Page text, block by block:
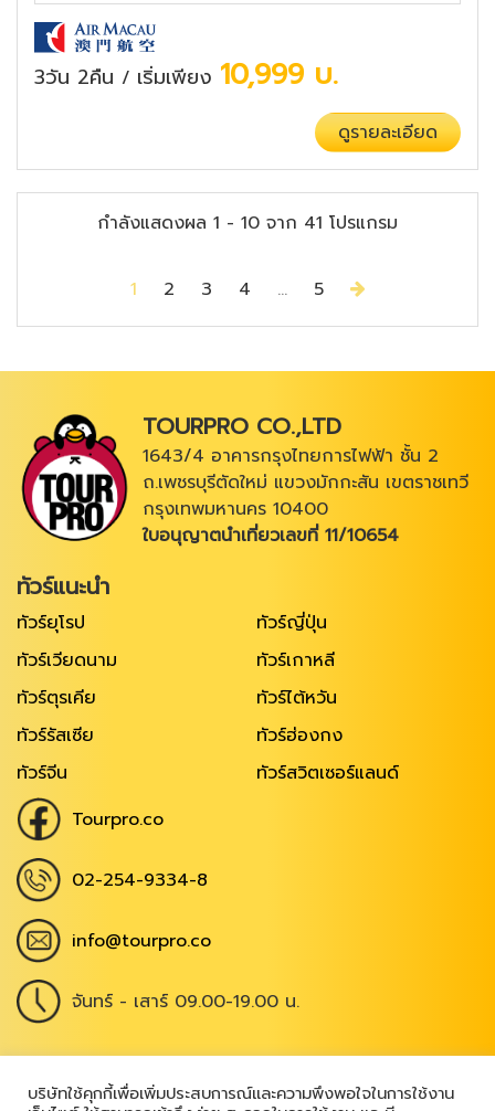
3วัน 2คืน / เริ่มเพียง 10,999 บ.
ดูรายละเอียด
กำลังแสดงผล 1 - 10 จาก 41 โปรแกรม
1 2 3 4 ... 5 Next
บริษัทใช้คุกกี้เพื่อเพิ่มประสบการณ์และความพึงพอใจในการใช้งาน
TOURPRO CO.,LTD
1643/4 อาคารกรุงไทยการไฟฟ้า ชั้น 2
ถ.เพชรบุรีตัดใหม่ แขวงมักกะสัน เขตราชเทวี
กรุงเทพมหานคร 10400
ใบอนุญาตนำเที่ยวเลขที่ 11/10654
ทัวร์แนะนำ
ทัวร์ยุโรป
ทัวร์ญี่ปุ่น
ทัวร์เวียดนาม
ทัวร์เกาหลี
ทัวร์ตุรเคีย
ทัวร์ไต้หวัน
ทัวร์รัสเซีย
ทัวร์ฮ่องกง
ทัวร์จีน
ทัวร์สวิตเซอร์แลนด์
Tourpro.co
02-254-9334-8
info@tourpro.co
จันทร์ - เสาร์ 09.00-19.00 น.
Copyright @ 2026 , All Rights Reserved|